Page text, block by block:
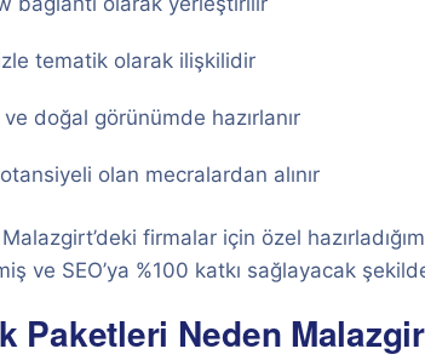
tematik olarak ilişkilidir
doğal görünümde hazırlanır
olan mecralardan alınır
firmalar için özel
ve SEO’ya %100 katkı sağlayacak
Paketleri Neden